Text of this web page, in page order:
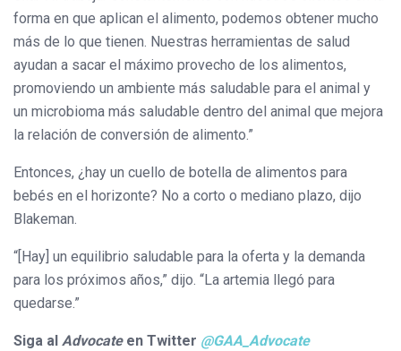
forma en que aplican el alimento, podemos obtener mucho
más de lo que tienen. Nuestras herramientas de salud
ayudan a sacar el máximo provecho de los alimentos,
promoviendo un ambiente más saludable para el animal y
un microbioma más saludable dentro del animal que mejora
la relación de conversión de alimento.”
Entonces, ¿hay un cuello de botella de alimentos para
bebés en el horizonte? No a corto o mediano plazo, dijo
Blakeman.
“[Hay] un equilibrio saludable para la oferta y la demanda
para los próximos años,” dijo. “La artemia llegó para
quedarse.”
Siga al Advocate en Twitter @GAA_Advocate